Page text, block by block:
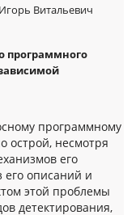
Витальевич
программного
программному
острой, несмотря
его
его описаний и
этой проблемы
детектирования,